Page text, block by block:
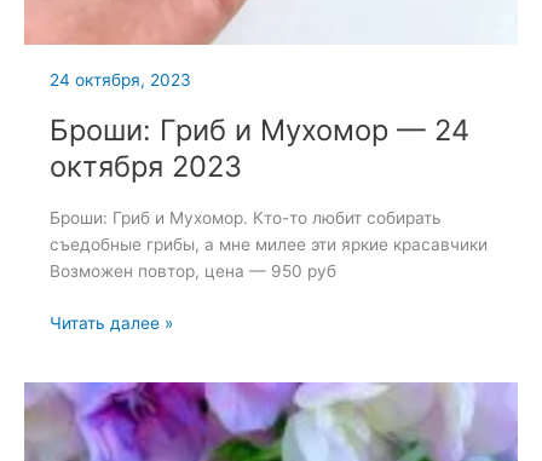
24 октября, 2023
Броши: Гриб и Мухомор — 24
октября 2023
Броши: Гриб и Мухомор. Кто-то любит собирать
съедобные грибы, а мне милее эти яркие красавчики
Возможен повтор, цена — 950 руб
Броши:
Мухомор
24
Читать далее »